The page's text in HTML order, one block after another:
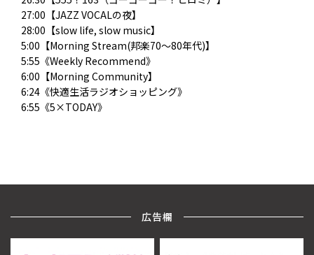
27:00【JAZZ VOCALの夜】
28:00【slow life, slow music】
5:00【Morning Stream(邦楽70～80年代)】
5:55《Weekly Recommend》
6:00【Morning Community】
6:24《快適生活ラジオショッピング》
6:55《5×TODAY》
広告欄